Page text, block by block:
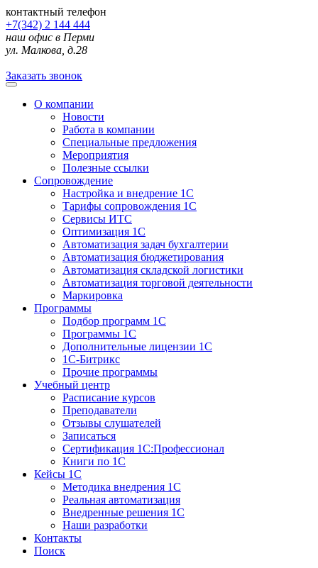
контактный телефон
+7(342) 2 144 444
наш офис в Перми
ул. Малкова, д.28
Заказать звонок
О компании
Новости
Работа в компании
Специальные предложения
Мероприятия
Полезные ссылки
Сопровождение
Настройка и внедрение 1С
Тарифы сопровождения 1С
Сервисы ИТС
Оптимизация 1С
Автоматизация задач бухгалтерии
Автоматизация бюджетирования
Автоматизация складской логистики
Автоматизация торговой деятельности
Маркировка
Программы
Подбор программ 1С
Программы 1С
Дополнительные лицензии 1С
1С-Битрикс
Прочие программы
Учебный центр
Расписание курсов
Преподаватели
Отзывы слушателей
Записаться
Сертификация 1С:Профессионал
Книги по 1С
Кейсы 1С
Методика внедрения 1С
Реальная автоматизация
Внедренные решения 1С
Наши разработки
Контакты
Поиск